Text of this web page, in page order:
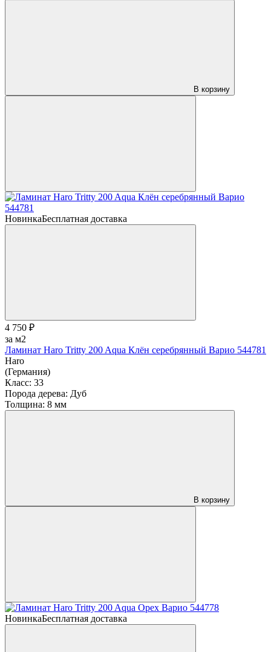
В корзину
НовинкаБесплатная доставка
4 750 ₽
за м2
Ламинат Haro Tritty 200 Aqua Клён серебрянный Варио 544781
Haro
(Германия)
Класс: 33
Порода дерева: Дуб
Толщина: 8 мм
В корзину
НовинкаБесплатная доставка